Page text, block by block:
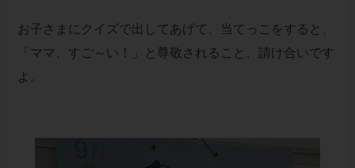
お子さまにクイズで出してあげて、当てっこをすると、
「ママ、すご～い！」と尊敬されること、請け合いです
よ。